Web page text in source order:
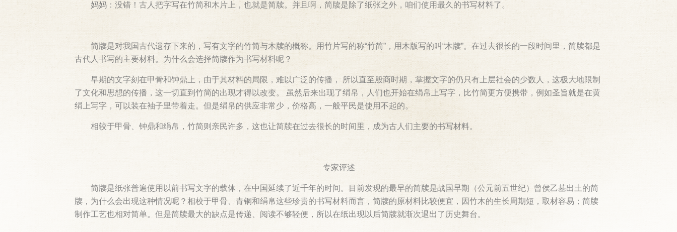
妈妈：没错！古人把字写在竹简和木片上，也就是简牍。并且啊，简牍是除了纸张之外，咱们使用最久的书写材料了。
简牍是对我国古代遗存下来的，写有文字的竹简与木牍的概称。用竹片写的称“竹简”，用木版写的叫“木牍”。在过去很长的一段时间里，简牍都是
古代人书写的主要材料。为什么会选择简牍作为书写材料呢？
早期的文字刻在甲骨和钟鼎上，由于其材料的局限，难以广泛的传播， 所以直至殷商时期，掌握文字的仍只有上层社会的少数人，这极大地限制
了文化和思想的传播，这一切直到竹简的出现才得以改变。 虽然后来出现了绢帛，人们也开始在绢帛上写字，比竹简更方便携带，例如圣旨就是在黄
绢上写字，可以装在袖子里带着走。但是绢帛的供应非常少，价格高，一般平民是使用不起的。
相较于甲骨、钟鼎和绢帛，竹简则亲民许多，这也让简牍在过去很长的时间里，成为古人们主要的书写材料。
专家评述
简牍是纸张普遍使用以前书写文字的载体，在中国延续了近千年的时间。目前发现的最早的简牍是战国早期（公元前五世纪）曾侯乙墓出土的简
牍，为什么会出现这种情况呢？相校于甲骨、青铜和绢帛这些珍贵的书写材料而言，简牍的原材料比较便宜，因竹木的生长周期短，取材容易；简牍
制作工艺也相对简单。但是简牍最大的缺点是传递、阅读不够轻便，所以在纸出现以后简牍就渐次退出了历史舞台。